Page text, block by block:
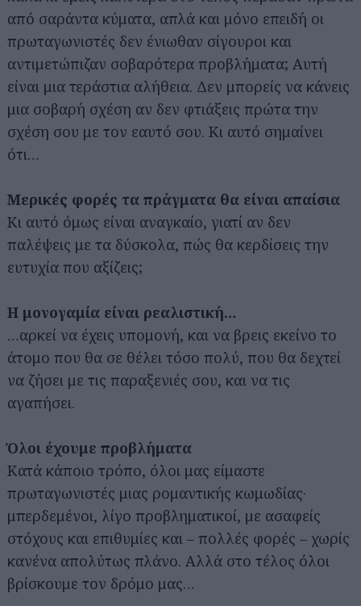
από σαράντα κύματα, απλά και μόνο επειδή οι
πρωταγωνιστές δεν ένιωθαν σίγουροι και
αντιμετώπιζαν σοβαρότερα προβλήματα; Αυτή
είναι μια τεράστια αλήθεια. Δεν μπορείς να κάνεις
μια σοβαρή σχέση αν δεν φτιάξεις πρώτα την
σχέση σου με τον εαυτό σου. Κι αυτό σημαίνει
ότι…
Μερικές φορές τα πράγματα θα είναι απαίσια
Κι αυτό όμως είναι αναγκαίο, γιατί αν δεν
παλέψεις με τα δύσκολα, πώς θα κερδίσεις την
ευτυχία που αξίζεις;
Η μονογαμία είναι ρεαλιστική…
…αρκεί να έχεις υπομονή, και να βρεις εκείνο το
άτομο που θα σε θέλει τόσο πολύ, που θα δεχτεί
να ζήσει με τις παραξενιές σου, και να τις
αγαπήσει.
Όλοι έχουμε προβλήματα
Κατά κάποιο τρόπο, όλοι μας είμαστε
πρωταγωνιστές μιας ρομαντικής κωμωδίας·
μπερδεμένοι, λίγο προβληματικοί, με ασαφείς
στόχους και επιθυμίες και – πολλές φορές – χωρίς
κανένα απολύτως πλάνο. Αλλά στο τέλος όλοι
βρίσκουμε τον δρόμο μας…